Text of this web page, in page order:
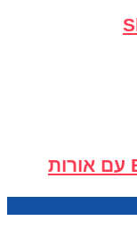
קורקינט 3 גלגלים ECO SPORT עם אורות